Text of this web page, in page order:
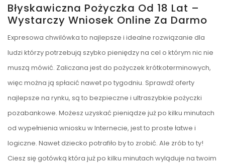
Błyskawiczna Pożyczka Od 18 Lat –
Wystarczy Wniosek Online Za Darmo
Expresowa chwilówka to najlepsze i idealne rozwiązanie dla
ludzi którzy potrzebują szybko pieniędzy na cel o którym nic nie
muszą mówić. Zaliczana jest do pożyczek krótkoterminowych,
więc można ją spłacić nawet po tygodniu. Sprawdź oferty
najlepsze na rynku, są to bezpieczne i ultraszybkie pożyczki
pozabankowe. Możesz uzyskać pieniądze już po kilku minutach
od wypełnienia wniosku w Internecie, jest to proste łatwe i
logiczne. Nawet dziecko potrafiło by to zrobić. Ale zrób to ty!
Ciesz się gotówką która już po kilku minutach wyląduje na twoim